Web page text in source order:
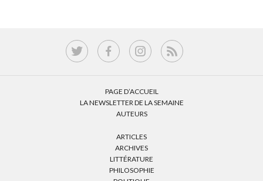
PAGE D’ACCUEIL
LA NEWSLETTER DE LA SEMAINE
AUTEURS
ARTICLES
ARCHIVES
LITTÉRATURE
PHILOSOPHIE